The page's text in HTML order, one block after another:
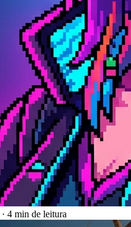
· 4 min de leitura